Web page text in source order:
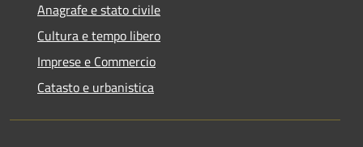
Anagrafe e stato civile
Cultura e tempo libero
Imprese e Commercio
Catasto e urbanistica